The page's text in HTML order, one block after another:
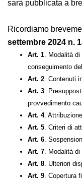
mobili partirà il
Lavoroche sarà
Ricordiamo
18 settembre
. Modalità
conseguimento
Art. 2
.
.
. Criteri di
.
. Modalità